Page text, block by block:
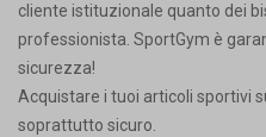
cliente istituzionale quanto dei
professionista. SportGym è
sicurezza!
Acquistare i tuoi articoli sportivi
soprattutto sicuro.